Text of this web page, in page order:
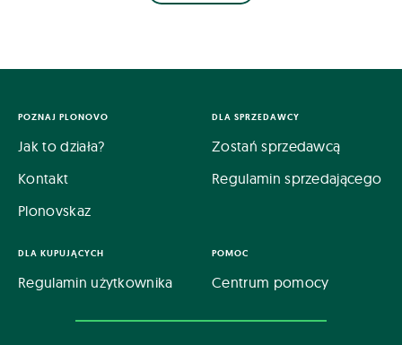
POZNAJ PLONOVO
Jak to działa?
Kontakt
Plonovskaz
DLA SPRZEDAWCY
Zostań sprzedawcą
Regulamin sprzedającego
DLA KUPUJĄCYCH
Regulamin użytkownika
POMOC
Centrum pomocy